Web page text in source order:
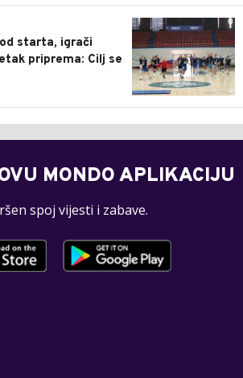
0
starta, igrači
priprema: Cilj se
MONDO APLIKACIJU
spoj vijesti i zabave.